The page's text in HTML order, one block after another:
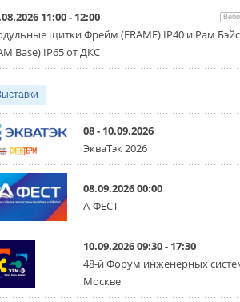
итоги конкурса
проектов «ТИМ-лидеры 2026»
Новый сезон конкурса «ТИМ-
стартует уже в сентябре 2026 года ...
3 АВГУСТА 2026
партнёрство за Уралом
Президент Омского землячества в
Москве Михаил Тимошенко посетил
Омск с трёхдневным рабочим
31 ИЮЛЯ 2026
Carrier модернизирует
флагманский чиллер
работающую на хладагенте
31 ИЮЛЯ 2026
Mitsubishi расширяет
11:00 - 12:00
щитки Фрейм (FRAME) IP40 и Рам Бэйс
Base) IP65 от ДКС
08 - 10.09.2026
ЭкваТэк 2026
08.09.2026 00:00
А-ФЕСТ
10.09.2026 09:30 - 17:30
48-й Форум инженерных
Москве